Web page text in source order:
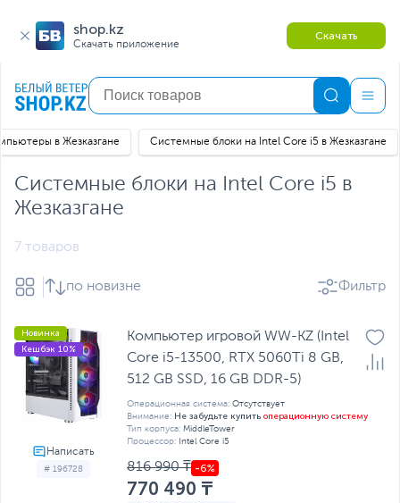
shop.kz
Скачать приложение
Скачать
в Жезказгане Cистемные блоки на Intel Core i5 в Жезказгане
Cистемные блоки на Intel Core i5 в
Жезказгане
7 товаров
по новизне Фильтр
# 196728
Новинка
Кешбэк 10%
Компьютер игровой WW-KZ (Intel
Core i5-13500, RTX 5060Ti 8 GB,
512 GB SSD, 16 GB DDR-5)
Операционная система: Отсутствует
Внимание: Не забудьте купить операционную систему
Тип корпуса: MiddleTower
Процессор: Intel Core i5
816 990 ₸
770 490 ₸